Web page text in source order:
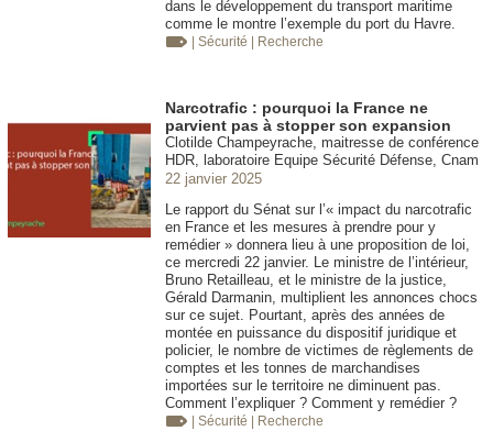
dans le développement du transport maritime
comme le montre l’exemple du port du Havre.
| Sécurité | Recherche
Narcotrafic : pourquoi la France ne
parvient pas à stopper son expansion
Clotilde Champeyrache, maitresse de conférence
HDR, laboratoire Equipe Sécurité Défense, Cnam
22 janvier 2025
Le rapport du Sénat sur l’« impact du narcotrafic
en France et les mesures à prendre pour y
remédier » donnera lieu à une proposition de loi,
ce mercredi 22 janvier. Le ministre de l’intérieur,
Bruno Retailleau, et le ministre de la justice,
Gérald Darmanin, multiplient les annonces chocs
sur ce sujet. Pourtant, après des années de
montée en puissance du dispositif juridique et
policier, le nombre de victimes de règlements de
comptes et les tonnes de marchandises
importées sur le territoire ne diminuent pas.
Comment l’expliquer ? Comment y remédier ?
| Sécurité | Recherche